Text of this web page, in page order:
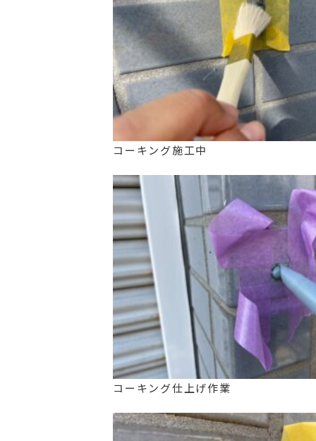
コーキング施工中
コーキング仕上げ作業